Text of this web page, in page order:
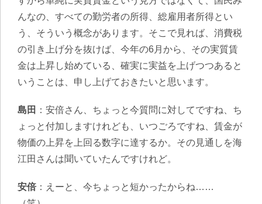
んなの、すべての勤労者の所得、総雇用者所得とい
う、そういう概念があります。そこで見れば、消費税
の引き上げ分を抜けば、今年の6月から、その実質賃
金は上昇し始めている、確実に実益を上げつつあると
いうことは、申し上げておきたいと思います。
島田 ：安倍さん、ちょっと今質問に対してですね、ち
ょっと付加しますけれども、いつごろですね、賃金が
物価の上昇を上回る数字に達するか。その見通しを海
江田さんは聞いていたんですけれど。
安倍 ：えーと、今ちょっと短かったからね……